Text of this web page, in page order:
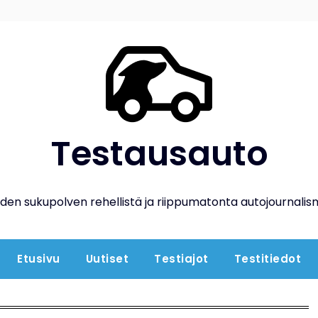
Testausauto
sukupolven rehellistä ja riippumatonta
Etusivu Uutiset Testiajot Testitiedot